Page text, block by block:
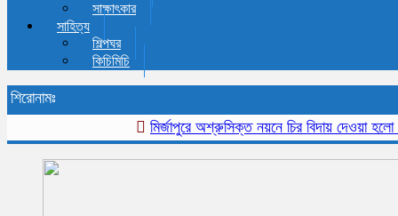
সাক্ষাৎকার
সাহিত্য
শিল্পঘর
কিচিমিচি
শিরোনামঃ
মির্জাপুরে অশ্রুসিক্ত নয়নে চির বিদায় দেওয়া হলো প্রবীন